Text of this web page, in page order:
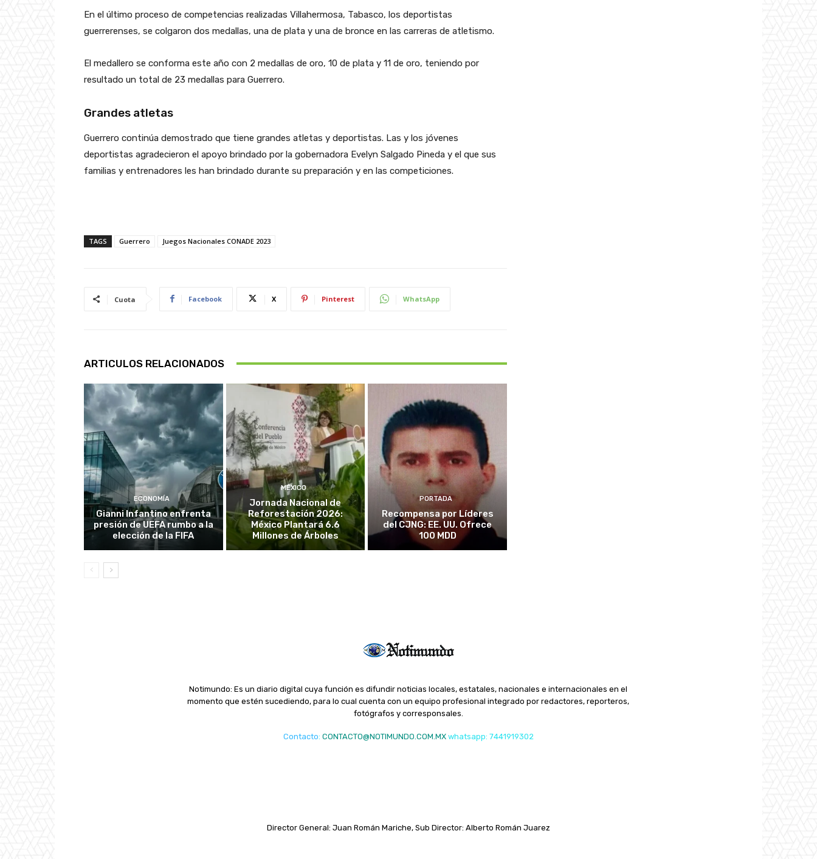
En el último proceso de competencias realizadas Villahermosa, Tabasco, los deportistas
guerrerenses, se colgaron dos medallas, una de plata y una de bronce en las carreras de atletismo.
El medallero se conforma este año con 2 medallas de oro, 10 de plata y 11 de oro, teniendo por
resultado un total de 23 medallas para Guerrero.
Grandes atletas
Guerrero continúa demostrado que tiene grandes atletas y deportistas. Las y los jóvenes
deportistas agradecieron el apoyo brindado por la gobernadora Evelyn Salgado Pineda y el que sus
familias y entrenadores les han brindado durante su preparación y en las competiciones.
TAGS Guerrero Juegos Nacionales CONADE 2023
Cuota Facebook X Pinterest WhatsApp
ARTICULOS RELACIONADOS
ECONOMÍA
Gianni Infantino enfrenta
presión de UEFA rumbo a la
elección de la FIFA
MÉXICO
Jornada Nacional de
Reforestación 2026:
México Plantará 6.6
Millones de Árboles
PORTADA
Recompensa por Líderes
del CJNG: EE. UU. Ofrece
100 MDD
Notimundo: Es un diario digital cuya función es difundir noticias locales, estatales, nacionales e internacionales en el
momento que estén sucediendo, para lo cual cuenta con un equipo profesional integrado por redactores, reporteros,
fotógrafos y corresponsales.
Contacto: CONTACTO@NOTIMUNDO.COM.MX whatsapp: 7441919302
Director General: Juan Román Mariche, Sub Director: Alberto Román Juarez